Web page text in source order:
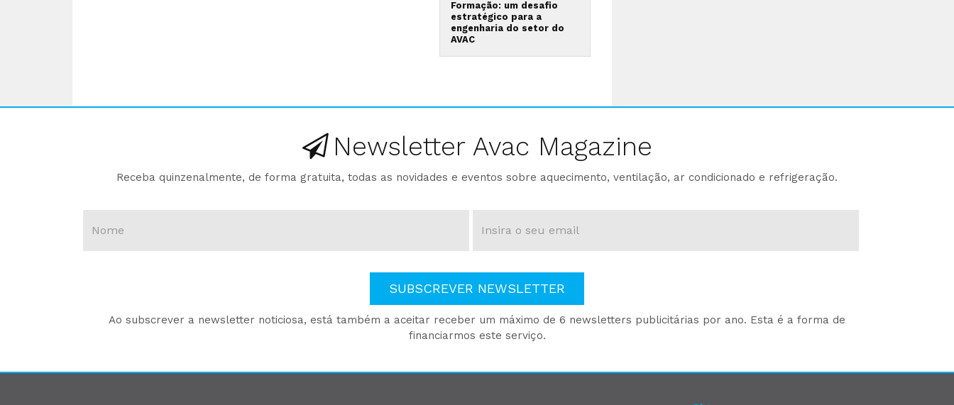
Formação: um desafio
estratégico para a
engenharia do setor do
AVAC
Newsletter Avac Magazine
Receba quinzenalmente, de forma gratuita, todas as novidades e eventos sobre aquecimento, ventilação, ar condicionado e refrigeração.
SUBSCREVER NEWSLETTER
Ao subscrever a newsletter noticiosa, está também a aceitar receber um máximo de 6 newsletters publicitárias por ano. Esta é a forma de
financiarmos este serviço.